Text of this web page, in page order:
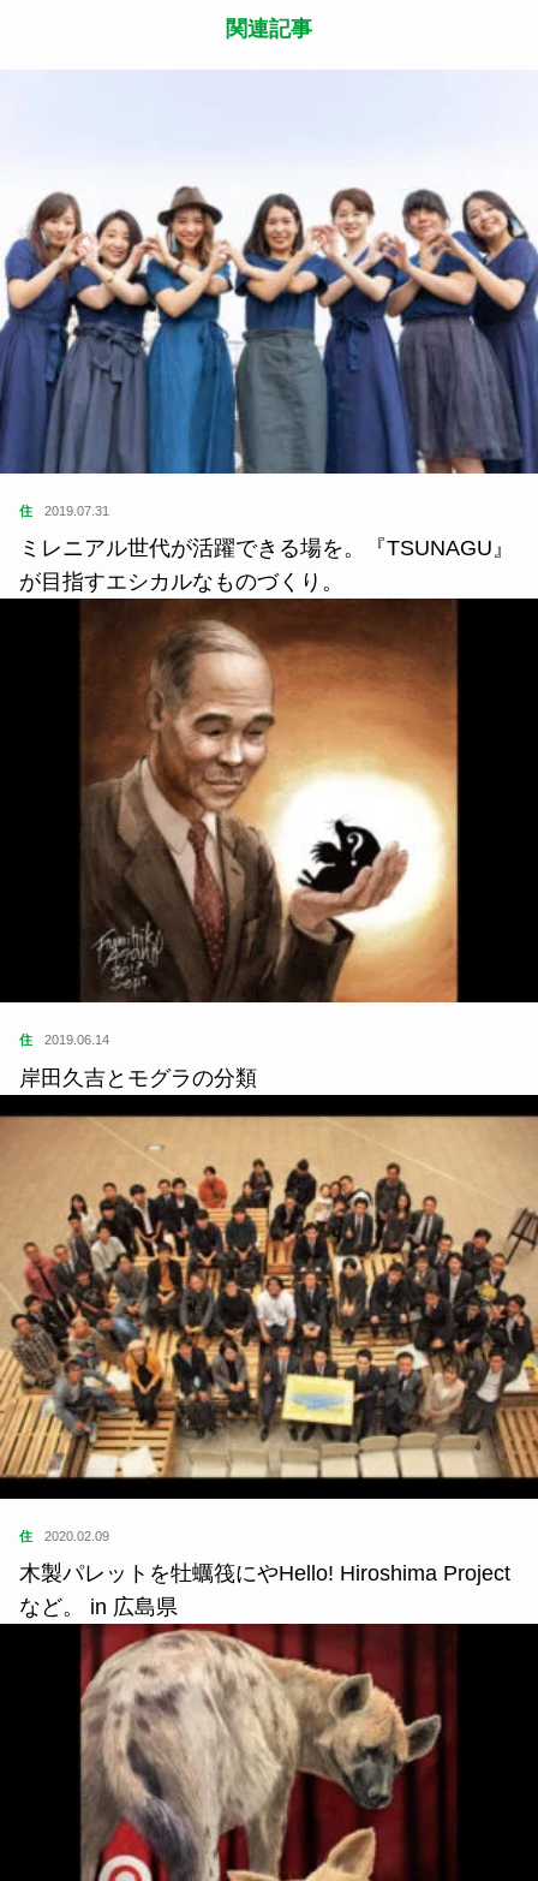
関連記事
住 2019.07.31
ミレニアル世代が活躍できる場を。『TSUNAGU』
が目指すエシカルなものづくり。
住 2019.06.14
岸田久吉とモグラの分類
住 2020.02.09
木製パレットを牡蠣筏にやHello! Hiroshima Project
など。 in 広島県